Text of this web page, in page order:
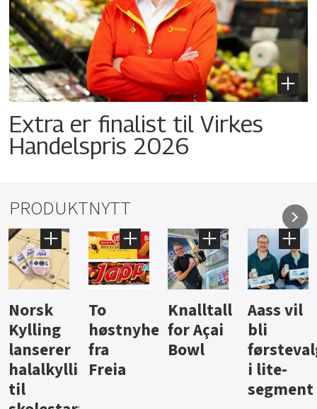
Extra er finalist til Virkes
Handelspris 2026
PRODUKTNYTT
Knalltall
for Açai
Bowl
Aass vil
bli
førstevalg
i lite-
Brus og
jus fra
Berentsen
Hard
iste fra
Hansa